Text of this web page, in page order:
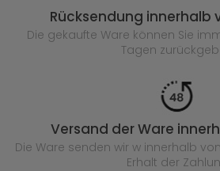
Rücksendung innerhalb
Die gekaufte Ware können Sie
Tagen
Versand der Ware
Die Ware senden wir w innerhalb
Erhalt der